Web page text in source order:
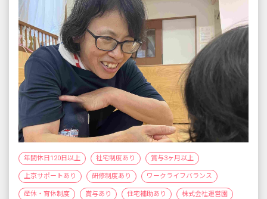
年間休日120日以上 社宅制度あり 賞与3ヶ月以上
上京サポートあり 研修制度あり ワークライフバランス
産休・育休制度 賞与あり 住宅補助あり 株式会社運営園